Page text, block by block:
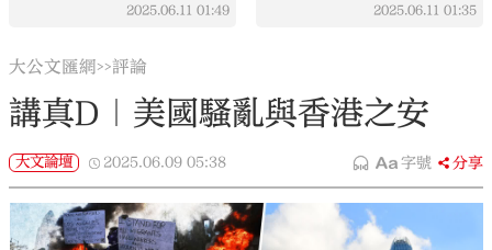
2025.06.11 01:49 2025.06.11 01:35
大公文匯網>>評論
講真D｜美國騷亂與香港之安
大文論壇 2025.06.09 05:38 字號 分享